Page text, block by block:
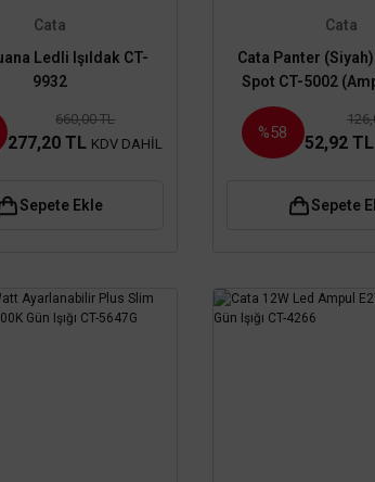
Cata
Ledli Işıldak CT-
9932
660,00 TL
277,20 TL KDV DAHİL
Sepete Ekle
Cata
Cata Panter
Spot CT-5002
%58 52,92 TL
Sepete